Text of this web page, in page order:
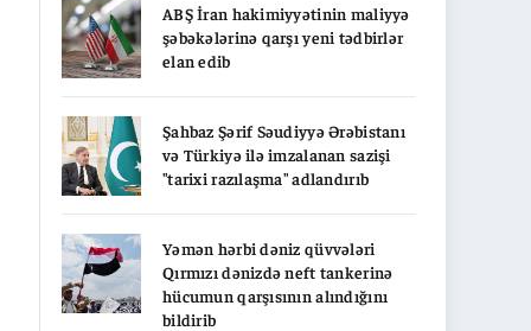
ABŞ İran hakimiyyətinin maliyyə
şəbəkələrinə qarşı yeni tədbirlər
elan edib
Şahbaz Şərif Səudiyyə Ərəbistanı
və Türkiyə ilə imzalanan sazişi
"tarixi razılaşma" adlandırıb
Yəmən hərbi dəniz qüvvələri
Qırmızı dənizdə neft tankerinə
hücumun qarşısının alındığını
bildirib